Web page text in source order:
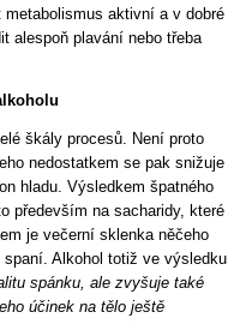
aktivní a v dobré
alespoň plavání nebo třeba
škály procesů. Není proto
nedostatkem se pak snižuje
hladu. Výsledkem špatného
především na sacharidy, které
je večerní sklenka něčeho
Alkohol totiž ve výsledku
spánku, ale zvyšuje také
účinek na tělo ještě